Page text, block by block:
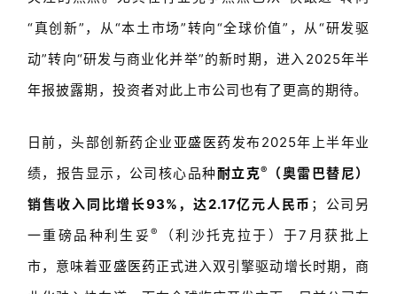
“真创新”，从“本土市场”转向“全球价值”，从“研发驱
动”转向“研发与商业化并举”的新时期，进入2025年半
年报披露期，投资者对此上市公司也有了更高的期待。
日前，头部创新药企业 亚盛医药发布2025年上半年业
绩，报告显示，公司核心品种耐立克®
（奥雷巴替尼）
销售收入同比增长93%，达2.17亿元人民币 ；公司另
一重磅品种利生妥®
（利沙托克拉于）于7月获批上
市，意味着亚盛医药正式进入双引擎驱动增长时期，商